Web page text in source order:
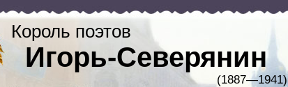
Король поэтов
Игорь-Северянин
(1887—1941)